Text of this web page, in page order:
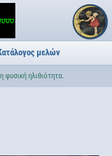
μελών
φυσική ηλιθιότητα.